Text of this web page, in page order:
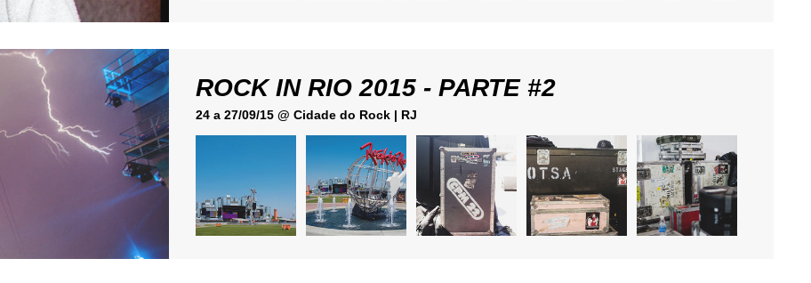
ROCK IN RIO 2015 - PARTE #2
24 a 27/09/15 @ Cidade do Rock | RJ